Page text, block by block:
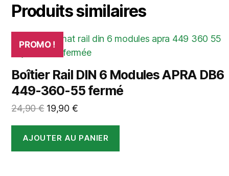
Produits similaires
PROMO !
Boîtier Rail DIN 6 Modules APRA DB6
449-360-55 fermé
24,90€ Le
initial
était :
19,90 €Le
actuel
est :
AJOUTER AU PANIER